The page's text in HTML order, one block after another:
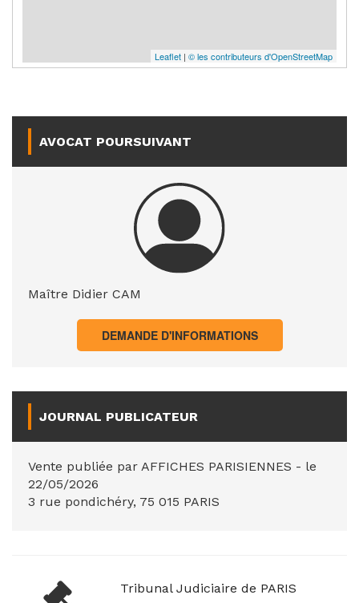
Leaflet | © les contributeurs d'OpenStreetMap
AVOCAT POURSUIVANT
Maître Didier CAM
DEMANDE D'INFORMATIONS
JOURNAL PUBLICATEUR
Vente publiée par AFFICHES PARISIENNES - le
22/05/2026
3 rue pondichéry, 75 015 PARIS
Tribunal Judiciaire de PARIS